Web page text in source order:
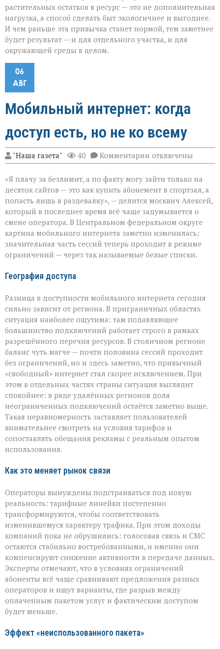
растительных остатков в ресурс — это не дополнительная
нагрузка, а способ сделать быт экологичнее и выгоднее.
И чем раньше эта привычка станет нормой, тем заметнее
будет результат — и для отдельного участка, и для
окружающей среды в целом.
06
АВГ
Мобильный интернет: когда
доступ есть, но не ко всему
"Наша газета" 40 Комментарии к
записи
интернет:
когда
есть,
но
не
ко
всему
отключены
«Я плачу за безлимит, а по факту могу зайти только на
десяток сайтов — это как купить абонемент в спортзал, а
попасть лишь в раздевалку», — делится москвич Алексей,
который в последнее время всё чаще задумывается о
смене оператора. В Центральном федеральном округе
картина мобильного интернета заметно изменилась:
значительная часть сессий теперь проходит в режиме
ограничений — через так называемые белые списки.
География доступа
Разница в доступности мобильного интернета сегодня
сильно зависит от региона. В приграничных областях
ситуация наиболее ощутима: там подавляющее
большинство подключений работает строго в рамках
разрешённого перечня ресурсов. В столичном регионе
баланс чуть мягче — почти половина сессий проходит
без ограничений, но и здесь заметно, что привычный
«свободный» интернет стал скорее исключением. При
этом в отдельных частях страны ситуация выглядит
спокойнее: в ряде удалённых регионов доля
неограниченных подключений остаётся заметно выше.
Такая неравномерность заставляет пользователей
внимательнее смотреть на условия тарифов и
сопоставлять обещания рекламы с реальным опытом
использования.
Как это меняет рынок связи
Операторы вынуждены подстраиваться под новую
реальность: тарифные линейки постепенно
трансформируются, чтобы соответствовать
изменившемуся характеру трафика. При этом доходы
компаний пока не обрушились: голосовая связь и СМС
остаются стабильно востребованными, и именно они
компенсируют снижение активности в передаче данных.
Эксперты отмечают, что в условиях ограничений
абоненты всё чаще сравнивают предложения разных
операторов и ищут варианты, где разрыв между
оплаченным пакетом услуг и фактическим доступом
будет меньше.
Эффект «неиспользованного пакета»